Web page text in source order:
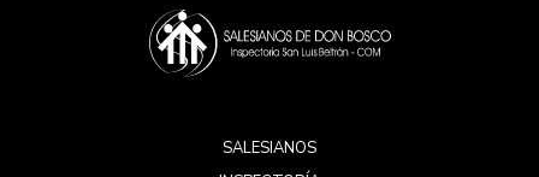
SALESIANOS